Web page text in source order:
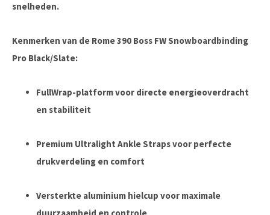
snelheden.
Kenmerken van de Rome 390 Boss FW Snowboardbinding
Pro Black/Slate:
FullWrap-platform voor directe energieoverdracht
en stabiliteit
Premium Ultralight Ankle Straps voor perfecte
drukverdeling en comfort
Versterkte aluminium hielcup voor maximale